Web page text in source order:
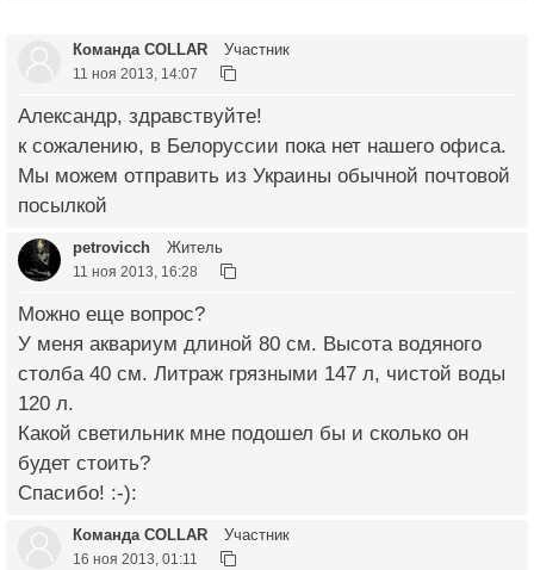
Команда COLLAR Участник
11 ноя 2013, 14:07
Александр, здравствуйте!
к сожалению, в Белоруссии пока нет нашего офиса.
Мы можем отправить из Украины обычной почтовой
посылкой
petrovicch Житель
11 ноя 2013, 16:28
Можно еще вопрос?
У меня аквариум длиной 80 см. Высота водяного
столба 40 см. Литраж грязными 147 л, чистой воды
120 л.
Какой светильник мне подошел бы и сколько он
будет стоить?
Спасибо! :-):
Команда COLLAR Участник
16 ноя 2013, 01:11